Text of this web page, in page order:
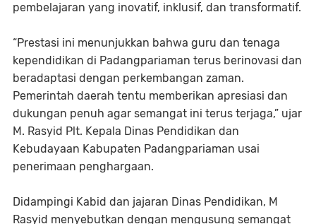
pembelajaran yang inovatif, inklusif, dan transformatif.
“Prestasi ini menunjukkan bahwa guru dan tenaga
kependidikan di Padangpariaman terus berinovasi dan
beradaptasi dengan perkembangan zaman.
Pemerintah daerah tentu memberikan apresiasi dan
dukungan penuh agar semangat ini terus terjaga,” ujar
M. Rasyid Plt. Kepala Dinas Pendidikan dan
Kebudayaan Kabupaten Padangpariaman usai
penerimaan penghargaan.
Didampingi Kabid dan jajaran Dinas Pendidikan, M
Rasyid menyebutkan dengan mengusung semangat